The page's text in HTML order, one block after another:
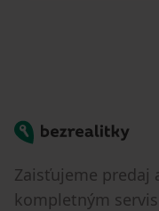
Bezrealitky
Zaisťujeme predaj
kompletným